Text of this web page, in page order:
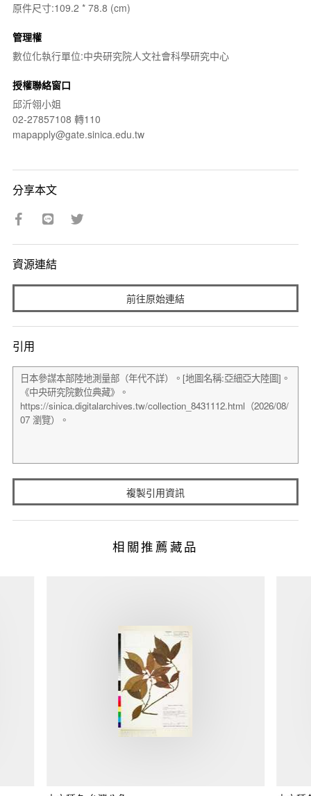
原件尺寸:109.2 * 78.8 (cm)
管理權
數位化執行單位:中央研究院人文社會科學研究中心
授權聯絡窗口
邱沂翎小姐
02-27857108 轉110
mapapply@gate.sinica.edu.tw
分享本文
資源連結
前往原始連結
引用
複製引用資訊
相關推薦藏品